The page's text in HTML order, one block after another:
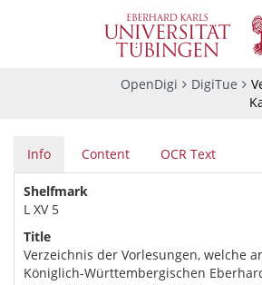
OpenDigi DigiTue
Info Content OCR Text
Shelfmark
L XV 5
Title
Verzeichnis der Vorlesungen, welche
Königlich-Württembergischen